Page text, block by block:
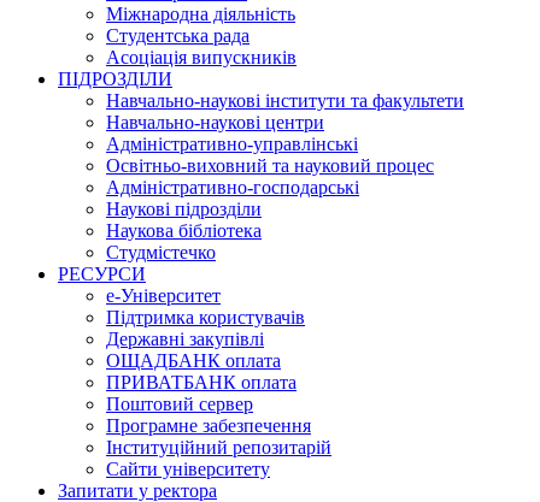
Міжнародна діяльність
Студентська рада
Асоціація випускників
ПІДРОЗДІЛИ
Навчально-наукові інститути та факультети
Навчально-наукові центри
Адміністративно-управлінські
Освітньо-виховний та науковий процес
Адміністративно-господарські
Наукові підрозділи
Наукова бібліотека
Студмістечко
РЕСУРСИ
е-Університет
Підтримка користувачів
Державні закупівлі
ОЩАДБАНК оплата
ПРИВАТБАНК оплата
Поштовий сервер
Програмне забезпечення
Інституційний репозитарій
Сайти університету
Запитати у ректора